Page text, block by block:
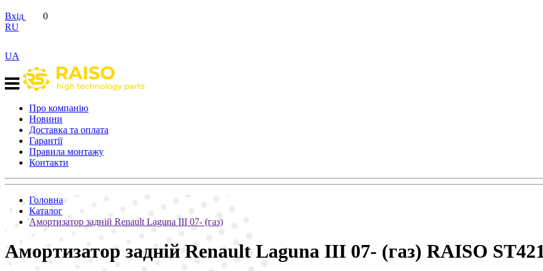
Вхід
0
RU
UA
Про компанію
Новини
Доставка та оплата
Гарантії
Правила монтажу
Контакти
Головна
Каталог
Амортизатор задній Renault Laguna III 07- (газ)
Амортизатор задній Renault Laguna III 07- (газ) RAISO